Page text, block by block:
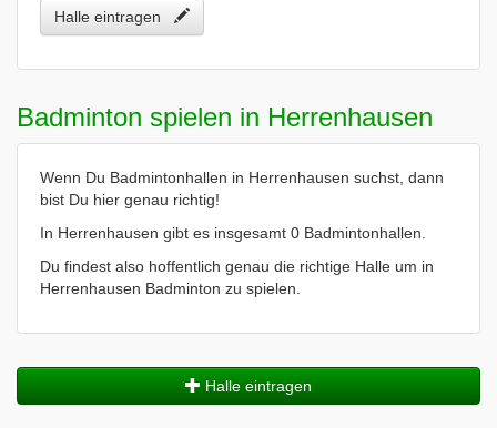
Halle eintragen
Badminton spielen in Herrenhausen
Wenn Du Badmintonhallen in Herrenhausen suchst, dann
bist Du hier genau richtig!
In Herrenhausen gibt es insgesamt 0 Badmintonhallen.
Du findest also hoffentlich genau die richtige Halle um in
Herrenhausen Badminton zu spielen.
Halle eintragen